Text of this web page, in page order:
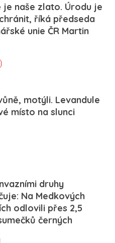
je naše zlato. Úrodu je
říká předseda
unie ČR Martin
motýli. Levandule
místo na slunci
druhy
Na Medkových
odlovili přes 2,5
černých